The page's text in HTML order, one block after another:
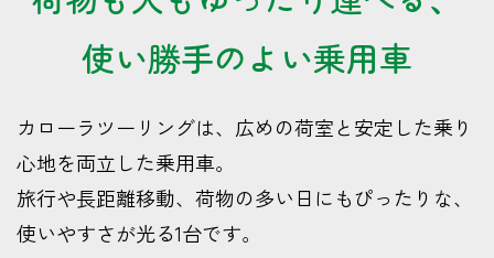
使い勝手のよい乗用車
カローラツーリングは、広めの荷室と安定した乗り
心地を両立した乗用車。
旅行や長距離移動、荷物の多い日にもぴったりな、
使いやすさが光る1台です。